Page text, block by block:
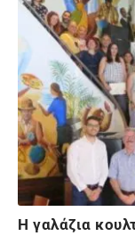
H γαλάζια